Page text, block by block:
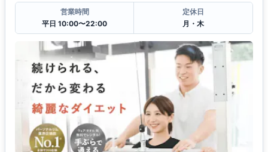
営業時間
平日 10:00〜22:00
定休日
月・木